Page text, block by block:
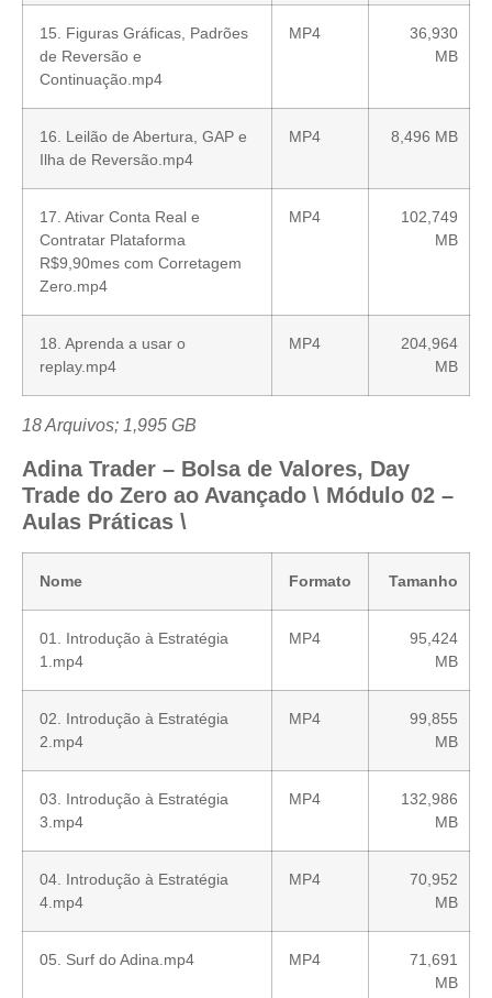
15. Figuras Gráficas, Padrões
de Reversão e
Continuação.mp4
MP4
36,930
MB
16. Leilão de Abertura, GAP e
Ilha de Reversão.mp4
MP4 8,496 MB
17. Ativar Conta Real e
Contratar Plataforma
R$9,90mes com Corretagem
Zero.mp4
MP4
102,749
MB
18. Aprenda a usar o
replay.mp4
MP4
204,964
MB
18 Arquivos; 1,995 GB
Adina Trader – Bolsa de Valores, Day
Trade do Zero ao Avançado \ Módulo 02 –
Aulas Práticas \
Nome Formato Tamanho
01. Introdução à Estratégia
1.mp4
MP4
95,424
MB
02. Introdução à Estratégia
2.mp4
MP4
99,855
MB
03. Introdução à Estratégia
3.mp4
MP4
132,986
MB
04. Introdução à Estratégia
4.mp4
MP4
70,952
MB
05. Surf do Adina.mp4 MP4
71,691
MB